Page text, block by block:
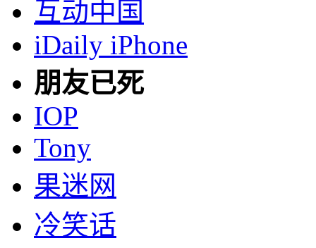
互动中国
iDaily iPhone
朋友已死
IOP
Tony
果迷网
冷笑话